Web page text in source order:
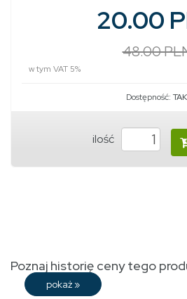
20.00
48.00
w tym VAT 5%
Dostępność: TAK
ilość
Poznaj historię ceny tego
pokaż »